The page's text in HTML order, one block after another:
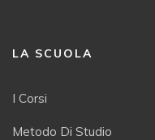
LA SCUOLA
I Corsi
Metodo Di Studio